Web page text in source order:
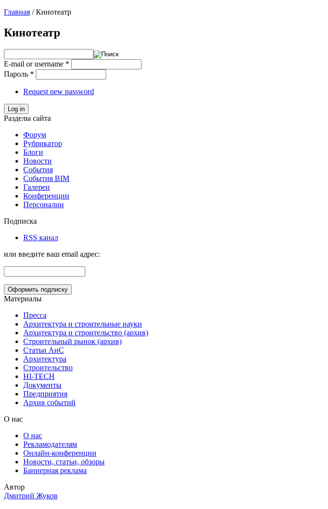
Главная / Кинотеатр
Кинотеатр
E-mail or username *
Пароль *
Request new password
Log in
Разделы сайта
Форум
Рубрикатор
Блоги
Новости
События
События BIM
Галереи
Конференции
Персоналии
Подписка
RSS канал
или введите ваш email адрес:
Материалы
Пресса
Архитектура и строительные науки
Архитектура и строительство (архив)
Строительный рынок (архив)
Статьи АиС
Архитектура
Строительство
HI-TECH
Документы
Предприятия
Архив событий
О нас
О нас
Рекламодателям
Онлайн-конференции
Новости, статьи, обзоры
Баннерная реклама
Автор
Дмитрий Жуков